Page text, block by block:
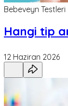
Bebeveyn Testleri
Hangi tip
12 Haziran 2026